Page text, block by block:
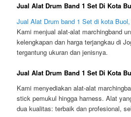
Jual Alat Drum Band 1 Set Di Kota
Jual Alat Drum band 1 Set di kota
Kami menjual alat-alat marchingband
kelengkapan dan harga terjangkau di
tergantung ukuran dan jenisnya.
Jual Alat Drum Band 1 Set Di Kota
Kami menyediakan alat-alat
stick pemukul hingga harness. Alat
dua kualitas: terbaik dan profesional,